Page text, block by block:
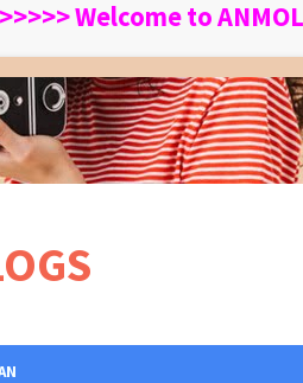
Welcome to ANMOL